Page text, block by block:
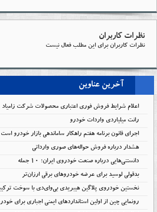
نظرات کاربران
نظرات کاربران برای این مطلب فعال نیست
آخرین عناوین
اعلام شرایط فروش فوری اعتباری محصولات شرکت زامیاد
رانت میلیاردی واردات خودرو
اجرای قانون برنامه هفتم راهکار ساماندهی بازار خودرو است
هشدار درباره فروش حواله‌های صوری وارداتی
دانستنی‌هایی درباره صنعت خودروی ایران؛ ۱۰ جمله
بدقولی لوسید برای عرضه خودروهای برقی ارزان‌تر
نخستین خودروی پلاگین هیبریدی بی‌وای‌دی با سوخت ترکیبی
رونمایی چین از اولین استانداردهای ایمنی اجباری برای